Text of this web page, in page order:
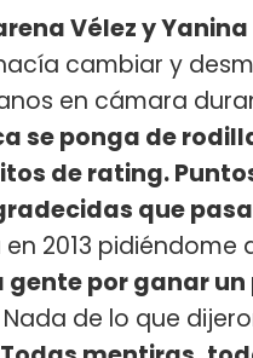
Vélez y
cambiar y
en cámara
se ponga de
de rating.
que
2013 pidiéndome
gente por ganar
Nada de lo que